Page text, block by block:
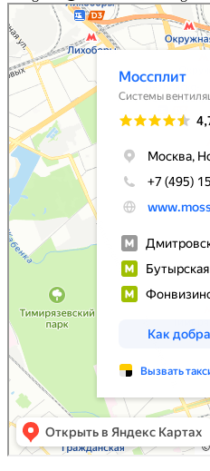
Моссплит
Системы вентиляции в Москве
Установка кондиционеров в Москве